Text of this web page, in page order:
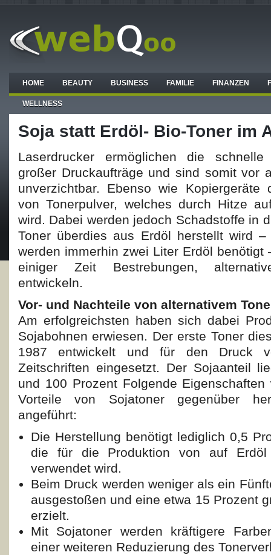
HOME BEAUTY BUSINESS FAMILIE FINANZEN
WELLNESS
Soja statt Erdöl- Bio-Toner im
Laserdrucker ermöglichen die schnelle
großer Druckaufträge und sind somit vor
unverzichtbar. Ebenso wie Kopiergeräte
von Tonerpulver, welches durch Hitze
wird. Dabei werden jedoch Schadstoffe in
Toner überdies aus Erdöl herstellt wird
werden immerhin zwei Liter Erdöl benötigt
einiger Zeit Bestrebungen,
entwickeln.
Vor- und Nachteile von alternativem
Am erfolgreichsten haben sich dabei
Sojabohnen erwiesen. Der erste Toner
1987 entwickelt und für den Druck
Zeitschriften eingesetzt. Der Sojaanteil
und 100 Prozent Folgende
Vorteile von Sojatoner gegenüber
angeführt:
Die Herstellung benötigt lediglich 0,5
die für die Produktion von auf Erdöl
verwendet wird.
Beim Druck werden weniger als ein
ausgestoßen und eine etwa 15 Prozent
erzielt.
Mit Sojatoner werden kräftigere
einer weiteren Reduzierung des